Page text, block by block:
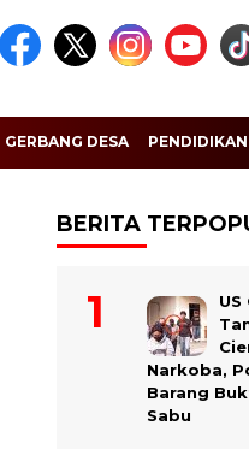
GERBANG DESA PENDIDIKAN
BERITA
Narkoba,
Barang
Sabu